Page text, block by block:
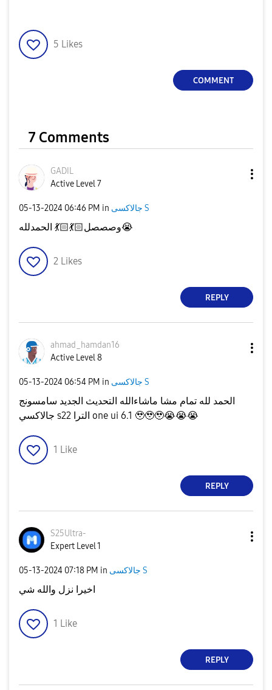
5 Likes
COMMENT
7 Comments
GADIL
Active Level 7
‎05-13-2024 06:46 PM in جالاكسى S
وصصصل💃🏻
💃🏻 الحمدلله 😭
2 Likes
REPLY
ahmad_hamdan16
Active Level 8
‎05-13-2024 06:54 PM in جالاكسى S
الحمد لله تمام مشا ماشاءالله التحديث الجديد سامسونج
جالاكسي s22 الترا one ui 6.1 🥹🥹🥹😭😭😭
1 Like
REPLY
S25Ultra-
Expert Level 1
‎05-13-2024 07:18 PM in جالاكسى S
اخيرا نزل والله شي
1 Like
REPLY